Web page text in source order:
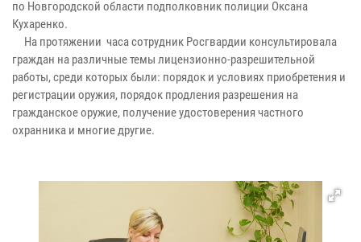
по Новгородской области подполковник полиции Оксана
Кухаренко.
На протяжении часа сотрудник Росгвардии консультировала
граждан на различные темы лицензионно-разрешительной
работы, среди которых были: порядок и условиях приобретения и
регистрации оружия, порядок продления разрешения на
гражданское оружие, получение удостоверения частного
охранника и многие другие.